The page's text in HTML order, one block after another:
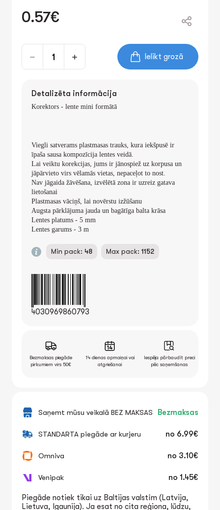
0.57€
Ielikt grozā
Detalizēta informācija
Korektors - lente mini formātā
Viegli satverams plastmasas trauks, kura iekšpusē ir
īpaša sausa kompozīcija lentes veidā.
Lai veiktu korekcijas, jums ir jānospiež uz korpusa un
jāpārvieto virs vēlamās vietas, nepaceļot to nost.
Nav jāgaida žāvēšana, izvēlētā zona ir uzreiz gatava
lietošanai
Plastmasas vāciņš, lai novērstu izžūšanu
Augsta pārklājuma jauda un bagātīga balta krāsa
Lentes platums - 5 mm
Lentes garums - 3 m
Min pack: 48 Max pack: 1152
4030969860793
Bezmaksas piegāde
pirkumiem virs 50€
14 dienas apmaiņai vai
atgriešanai
Iespēja pārbaudīt preci
pēc saņemšanas
Saņemt mūsu veikalā BEZ MAKSAS Bezmaksas
STANDARTA piegāde ar kurjeru no 6.99€
Omniva no 3.10€
Venipak no 1.45€
Piegāde notiek tikai uz Baltijas valstīm (Latvija,
Lietuva, Igaunija). Ja esat no cita reģiona, lūdzu,